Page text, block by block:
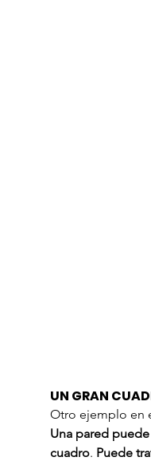
UN GRAN
Otro ejemplo en
Una pared
cuadro. Puede